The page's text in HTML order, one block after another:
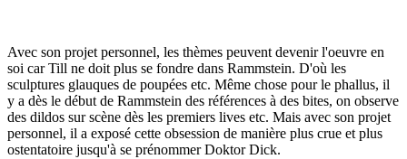
Avec son projet personnel, les thèmes peuvent devenir l'oeuvre en
soi car Till ne doit plus se fondre dans Rammstein. D'où les
sculptures glauques de poupées etc. Même chose pour le phallus, il
y a dès le début de Rammstein des références à des bites, on observe
des dildos sur scène dès les premiers lives etc. Mais avec son projet
personnel, il a exposé cette obsession de manière plus crue et plus
ostentatoire jusqu'à se prénommer Doktor Dick.